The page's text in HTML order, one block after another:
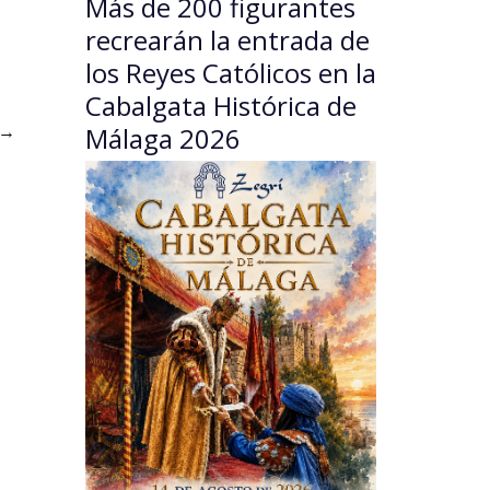
→
Más de 200 figurantes
recrearán la entrada de
los Reyes Católicos en la
Cabalgata Histórica de
Málaga 2026